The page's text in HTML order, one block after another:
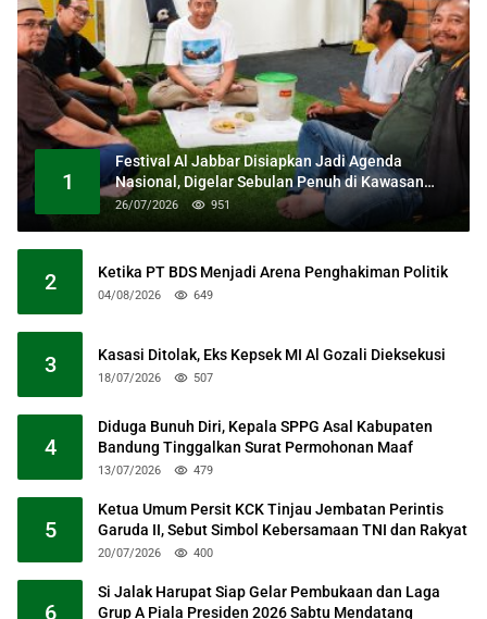
1
Festival Al Jabbar Disiapkan Jadi Agenda
Nasional, Digelar Sebulan Penuh di Kawasan
Masjid Raya Al Jabbar
26/07/2026 951
2 Ketika PT BDS Menjadi Arena Penghakiman Politik
04/08/2026 649
3 Kasasi Ditolak, Eks Kepsek MI Al Gozali Dieksekusi
18/07/2026 507
4
Diduga Bunuh Diri, Kepala SPPG Asal Kabupaten
Bandung Tinggalkan Surat Permohonan Maaf
13/07/2026 479
5
Ketua Umum Persit KCK Tinjau Jembatan Perintis
Garuda II, Sebut Simbol Kebersamaan TNI dan Rakyat
20/07/2026 400
6
Si Jalak Harupat Siap Gelar Pembukaan dan Laga
Grup A Piala Presiden 2026 Sabtu Mendatang